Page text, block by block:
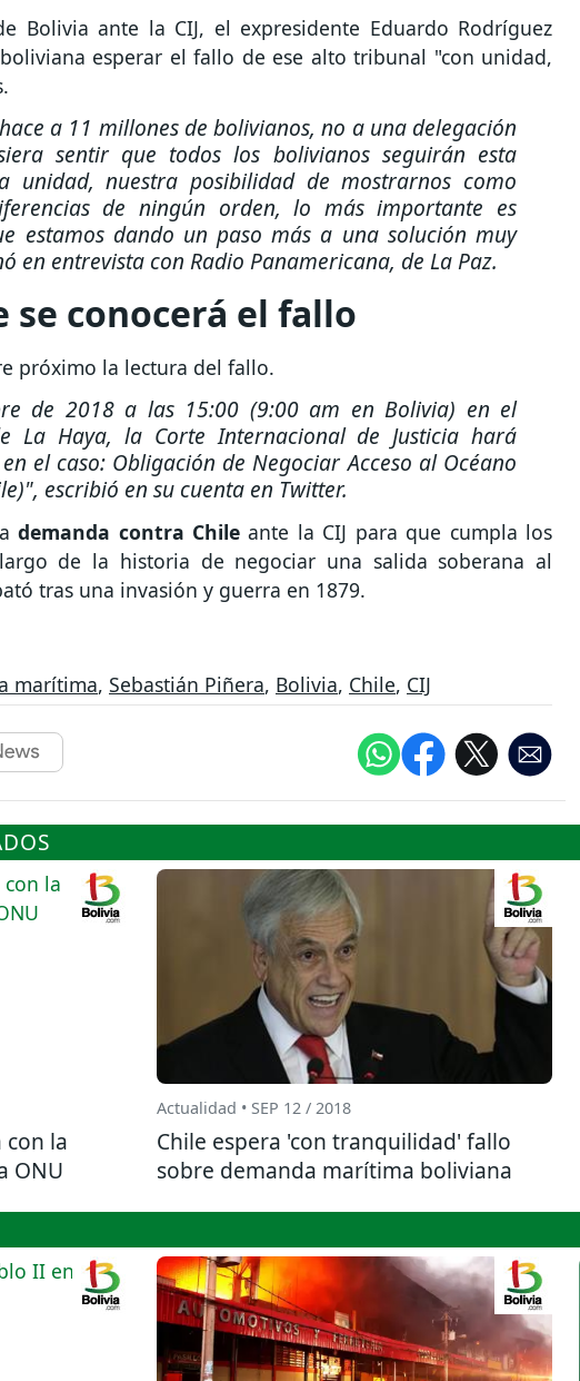
Bolivia ante la CIJ, el expresidente Eduardo Rodríguez
esperar el fallo de ese alto tribunal "con unidad,
a 11 millones de bolivianos, no a una delegación
sentir que todos los bolivianos seguirán esta
unidad, nuestra posibilidad de mostrarnos como
de ningún orden, lo más importante es
estamos dando un paso más a una solución muy
en entrevista con Radio Panamericana, de La Paz.
se conocerá el fallo
próximo la lectura del fallo.
de 2018 a las 15:00 (9:00 am en Bolivia) en el
La Haya, la Corte Internacional de Justicia hará
el caso: Obligación de Negociar Acceso al Océano
escribió en su cuenta en Twitter.
demanda contra Chileante la CIJ para que cumpla los
de la historia de negociar una salida soberana al
tras una invasión y guerra en 1879.
marítima, Sebastián Piñera, Bolivia, Chile, CIJ
con la
ONU
Actualidad • SEP 12 / 2018
Chile espera 'con tranquilidad' fallo
sobre demanda marítima boliviana